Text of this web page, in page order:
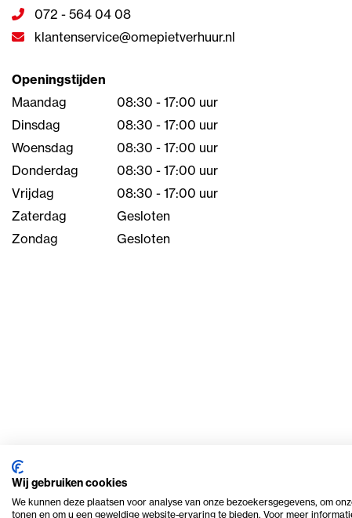
072 - 564 04 08
klantenservice@omepietverhuur.nl
Openingstijden
Maandag
08:30 - 17:00 uur
Dinsdag
08:30 - 17:00 uur
Woensdag
08:30 - 17:00 uur
Donderdag
08:30 - 17:00 uur
Vrijdag
08:30 - 17:00 uur
Zaterdag
Gesloten
Zondag
Gesloten
Wij gebruiken cookies
We kunnen deze plaatsen voor analyse van onze bezoekersgegevens, om
tonen en om u een geweldige website-ervaring te bieden. Voor meer